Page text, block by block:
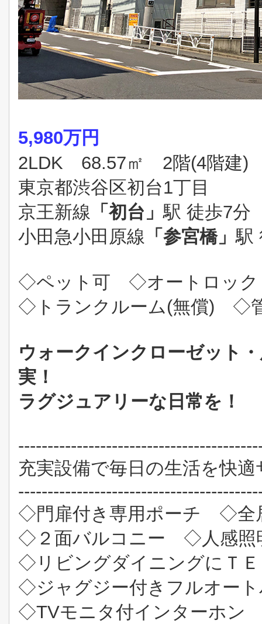
5,980万円
2LDK 68.57㎡ 2階(4階建)
東京都渋谷区初台1丁目
京王新線 「初台」駅 徒歩7分
小田急小田原線 「参宮橋」駅
◇ペット可 ◇オートロッ
◇トランクルーム(無償) ◇
ウォークインクローゼット
実！
ラグジュアリーな日常を！
充実設備で毎日の生活を快
◇門扉付き専用ポーチ ◇全
◇２面バルコニー ◇人感照
◇リビングダイニングにＴＥ
◇ジャグジー付きフルオー
◇TVモニタ付インターホン